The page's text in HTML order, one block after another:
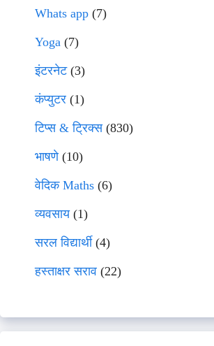
Whats app (7)
Yoga (7)
इंटरनेट(3)
कंप्युटर (1)
टिप्स & ट्रिक्स(830)
भाषणे(10)
वेदिक Maths (6)
व्यवसाय(1)
सरल विद्यार्थी(4)
हस्ताक्षर सराव (22)